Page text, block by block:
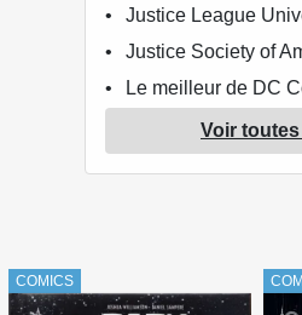
Justice League
Justice Society of
Le meilleur de DC
Suicide Squad
Voir
COMICS